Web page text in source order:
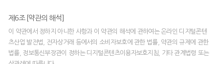
제6조 [약관의 해석]
이 약관에서 정하지 아니한 사항과 이 약관의 해석에 관하여는 온라인 디지털콘텐
츠산업 발전법, 전자상거래 등에서의 소비자보호에 관한 법률, 약관의 규제에 관한
법률, 정보통신부장관이 정하는 디지털콘텐츠이용자보호지침, 기타 관계법령 또는